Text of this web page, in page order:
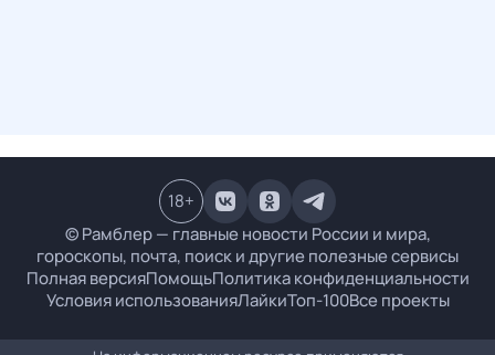
© Рамблер — главные новости России и мира,
гороскопы, почта, поиск и другие полезные сервисы
Полная версияПомощьПолитика конфиденциальности
Условия использованияЛайкиТоп-100Все проекты
18+